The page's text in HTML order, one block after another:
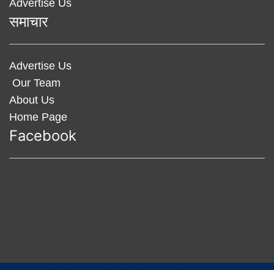
Advertise Us
समाचार
Advertise Us
Our Team
About Us
Home Page
Facebook